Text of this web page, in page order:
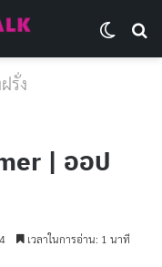
รั่ง
| ออป
เวลาในการอ่าน: 1 นาที